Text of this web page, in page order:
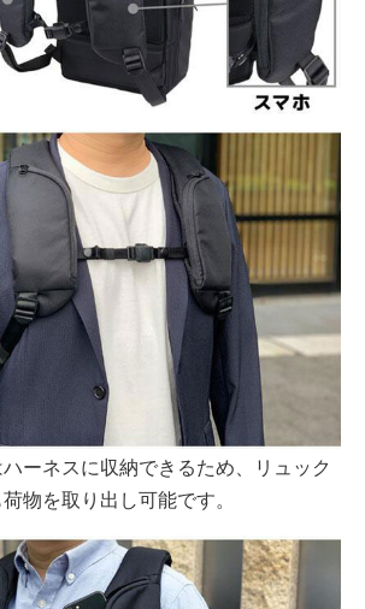
ーネスに収納できるため、リュック
物を取り出し可能です。